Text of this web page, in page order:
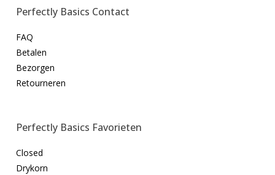
Perfectly Basics Contact
FAQ
Betalen
Bezorgen
Retourneren
Perfectly Basics Favorieten
Closed
Drykorn